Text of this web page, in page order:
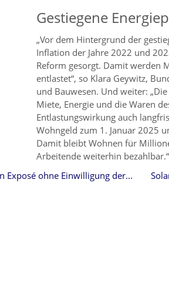
Gestiegene
„Vor dem Hintergrund der
Inflation der Jahre 2022 und
Reform gesorgt. Damit werden
entlastet“, so Klara Geywitz,
und Bauwesen. Und weiter:
Miete, Energie und die Waren
Entlastungswirkung auch
Wohngeld zum 1. Januar 2025
Damit bleibt Wohnen für
Arbeitende weiterhin bezahlbar.“
Wohnungsfotos in Exposé ohne Einwilligung der Mieter